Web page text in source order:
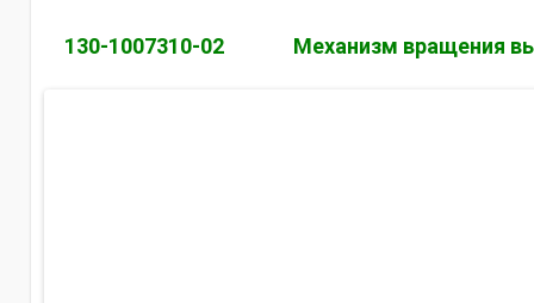
130-1007310-02 Механизм вращения